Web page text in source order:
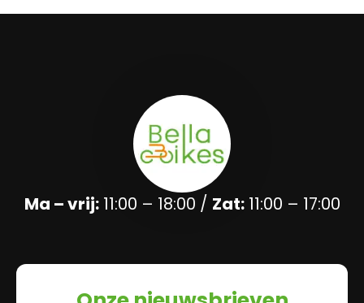
Ma – vrij:11:00 – 18:00 / Zat:11:00 – 17:00